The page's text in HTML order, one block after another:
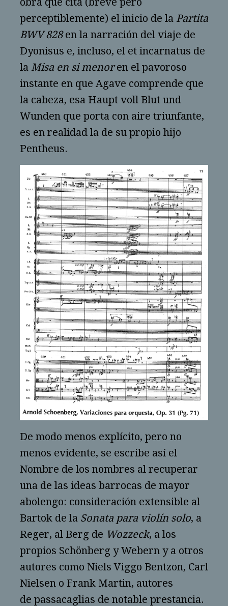
perceptiblemente) el inicio de la Partita
BWV 828en la narración del viaje de
Dyonisus e, incluso, el et incarnatus de
la Misa en si menoren el pavoroso
instante en que Agave comprende que
la cabeza, esa Haupt voll Blut und
Wunden que porta con aire triunfante,
es en realidad la de su propio hijo
Pentheus.
De modo menos explícito, pero no
menos evidente, se escribe así el
Nombre de los nombres al recuperar
una de las ideas barrocas de mayor
abolengo: consideración extensible al
Bartok de la Sonata para violín solo, a
Reger, al Berg de Wozzeck, a los
propios Schönberg y Webern y a otros
autores como Niels Viggo Bentzon, Carl
Nielsen o Frank Martin, autores
de passacaglias de notable prestancia.